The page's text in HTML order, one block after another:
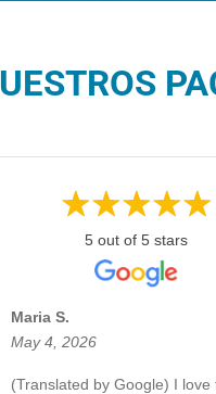
5 out of 5 stars
Maria S.
May 4, 2026
(Translated by Google) I love